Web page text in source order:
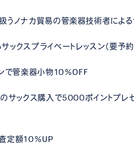
うノナカ貿易の管楽器技術者による
クスプライベートレッスン（要予約
で管楽器小物10％OFF
サックス購入で5000ポイントプレゼ
定額10％UP